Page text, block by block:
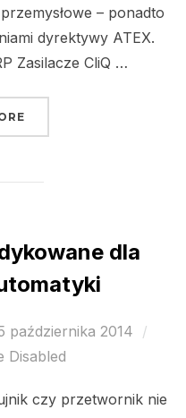
– ponadto
dyrektywy ATEX.
Zasilacze CliQ …
dla
października 2014
Disabled
czy przetwornik nie